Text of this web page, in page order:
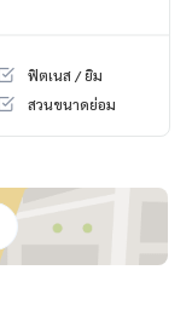
ฟิตเนส / ยิม
สวนขนาดย่อม